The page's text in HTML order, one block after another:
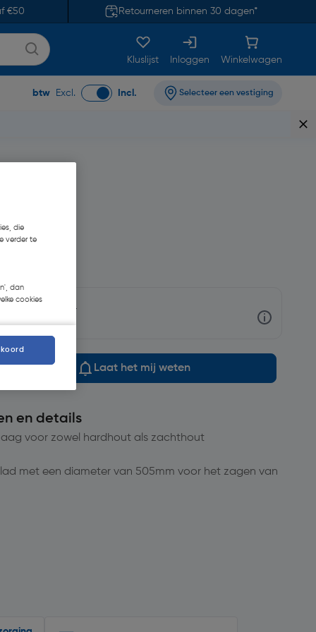
€50 Retourneren binnen 30 dagen*
Kluslijst Inloggen Winkelwagen
btw Excl. Incl. Selecteer een vestiging
3-5 werkdagen.
Laat het mij weten
en details
voor zowel hardhout als zachthout
met een diameter van 505mm voor het zagen van
die
verder te
dan
cookies